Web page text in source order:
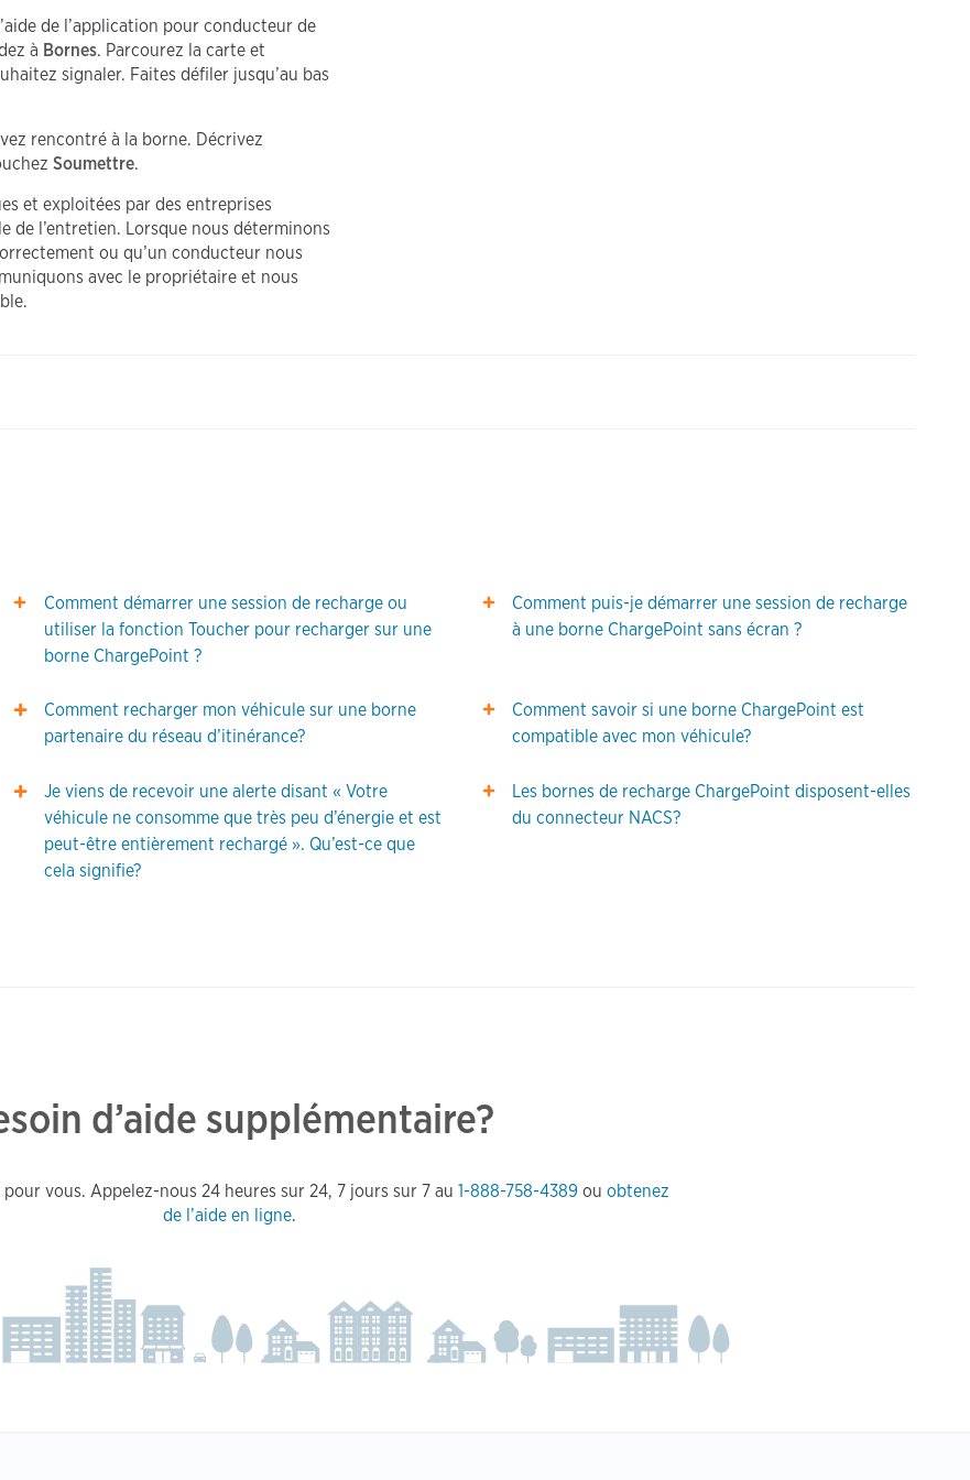
de l’application pour conducteur de
à Bornes. Parcourez la carte et
signaler. Faites défiler jusqu’au bas
rencontré à la borne. Décrivez
Soumettre.
et exploitées par des entreprises
de l’entretien. Lorsque nous déterminons
ou qu’un conducteur nous
avec le propriétaire et nous
Comment démarrer une session de recharge ou
utiliser la fonction Toucher pour recharger sur une
borne ChargePoint ?
Comment puis-je démarrer une session de recharge
à une borne ChargePoint sans écran ?
Comment recharger mon véhicule sur une borne
partenaire du réseau d’itinérance?
Comment savoir si une borne ChargePoint est
compatible avec mon véhicule?
Je viens de recevoir une alerte disant « Votre
véhicule ne consomme que très peu d’énergie et est
peut-être entièrement rechargé ». Qu’est-ce que
cela signifie?
Les bornes de recharge ChargePoint disposent-elles
du connecteur NACS?
d’aide supplémentaire?
vous. Appelez-nous 24 heures sur 24, 7 jours sur 7 au1-888-758-4389 ouobtenez
de l’aide en ligne.